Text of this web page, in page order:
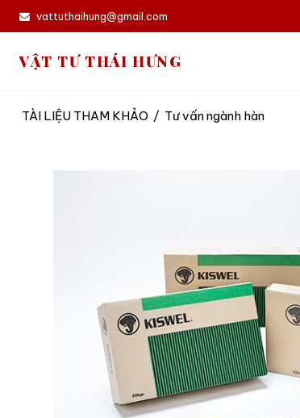
vattuthaihung@gmail.com
VẬT TƯ THÁI HƯNG
TÀI LIỆU THAM KHẢO / Tư vấn ngành hàn